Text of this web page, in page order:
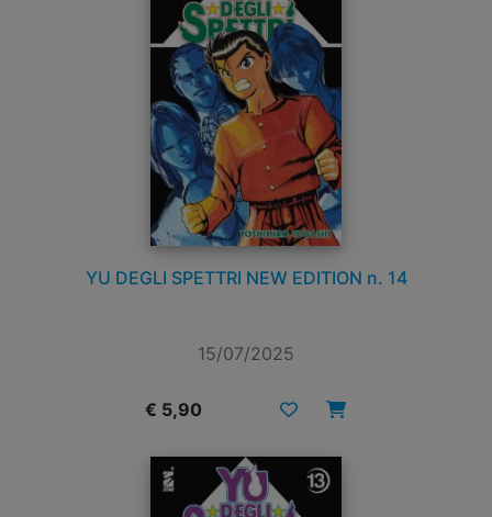
YU DEGLI SPETTRI NEW EDITION n. 14
15/07/2025
€ 5,90